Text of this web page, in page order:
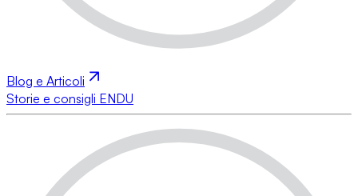
Blog e Articoli
Storie e consigli ENDU